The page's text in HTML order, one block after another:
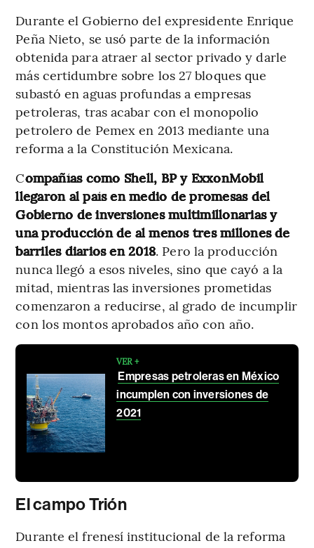
Durante el Gobierno del expresidente Enrique
Peña Nieto, se usó parte de la información
obtenida para atraer al sector privado y darle
más certidumbre sobre los 27 bloques que
subastó en aguas profundas a empresas
petroleras, tras acabar con el monopolio
petrolero de Pemex en 2013 mediante una
reforma a la Constitución Mexicana.
Compañías como Shell, BP y ExxonMobil
llegaron al país en medio de promesas del
Gobierno de inversiones multimillonarias y
una producción de al menos tres millones de
barriles diarios en 2018. Pero la producción
nunca llegó a esos niveles, sino que cayó a la
mitad, mientras las inversiones prometidas
comenzaron a reducirse, al grado de incumplir
con los montos aprobados año con año.
VER +
Empresas petroleras en México
incumplen con inversiones de
2021
El campo Trión
Durante el frenesí institucional de la reforma